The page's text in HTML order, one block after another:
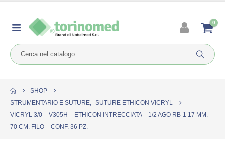
0
SHOP
STRUMENTARIO E SUTURE, SUTURE ETHICON VICRYL
VICRYL 3/0 – V305H – ETHICON INTRECCIATA – 1/2 AGO RB-1 17 MM. –
70 CM. FILO – CONF. 36 PZ.